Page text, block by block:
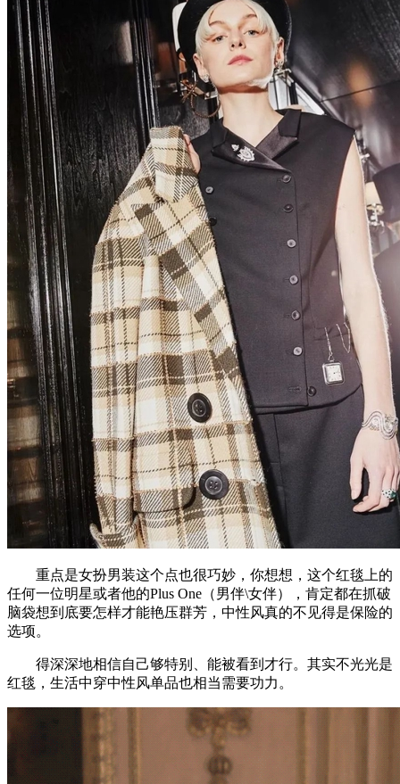
重点是女扮男装这个点也很巧妙，你想想，这个红毯上的
任何一位明星或者他的Plus One（男伴\女伴），肯定都在抓破
脑袋想到底要怎样才能艳压群芳，中性风真的不见得是保险的
选项。
得深深地相信自己够特别、能被看到才行。其实不光光是
红毯，生活中穿中性风单品也相当需要功力。